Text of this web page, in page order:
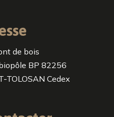
de bois
BP 82256
TOLOSAN Cedex